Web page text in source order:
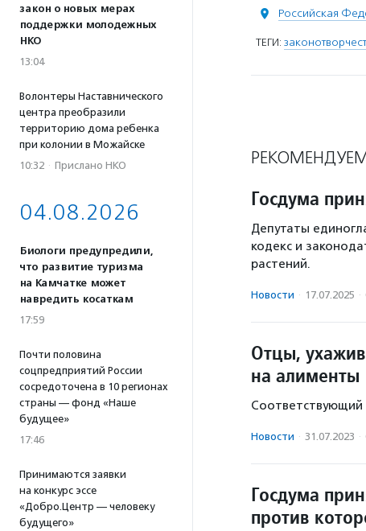
закон о новых мерах
поддержки молодежных
НКО
13:04
Волонтеры Наставнического
центра преобразили
территорию дома ребенка
при колонии в Можайске
10:32 · Прислано НКО
04.08.2026
Биологи предупредили,
что развитие туризма
на Камчатке может
навредить косаткам
17:59
Почти половина
соцпредприятий России
сосредоточена в 10 регионах
страны — фонд «Наше
будущее»
17:46
Принимаются заявки
на конкурс эссе
«Добро.Центр — человеку
будущего»
Российская
ТЕГИ:
Госдума
Депутаты
кодекс и
растений.
Новости · 17.07.2025 ·
Отцы,
на алименты
Соответствующий
Новости · 31.07.2023 ·
Госдума
против